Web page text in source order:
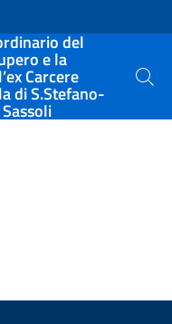
del
e la
Carcere
di S.Stefano- Cerca
pagina